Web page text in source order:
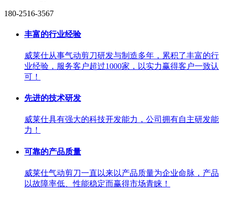
180-2516-3567
丰富的行业经验
威莱仕从事气动剪刀研发与制造多年，累积了丰富的行
业经验，服务客户超过1000家，以实力赢得客户一致认
可！
先进的技术研发
威莱仕具有强大的科技开发能力，公司拥有自主研发能
力！
可靠的产品质量
威莱仕气动剪刀一直以来以产品质量为企业命脉，产品
以故障率低、性能稳定而赢得市场青睐！